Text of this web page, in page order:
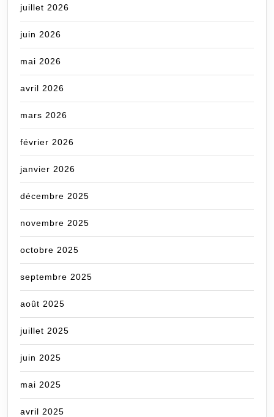
juillet 2026
juin 2026
mai 2026
avril 2026
mars 2026
février 2026
janvier 2026
décembre 2025
novembre 2025
octobre 2025
septembre 2025
août 2025
juillet 2025
juin 2025
mai 2025
avril 2025